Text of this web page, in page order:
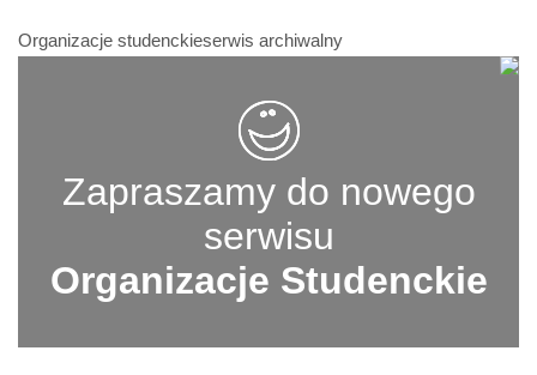
Organizacje studenckieserwis archiwalny
Zapraszamy do nowego
serwisu
Organizacje Studenckie